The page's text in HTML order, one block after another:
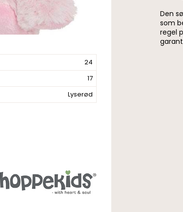
24
17
Lyserød
Den
som
regel